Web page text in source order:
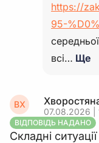
https://
95-
всі… Ще
ВХ
07.08.2026 |
ВІДПОВІДЬ НАДАНО
Складні